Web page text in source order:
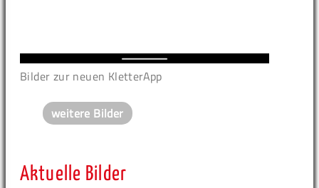
Bilder zur neuen KletterApp
weitere Bilder
Aktuelle Bilder